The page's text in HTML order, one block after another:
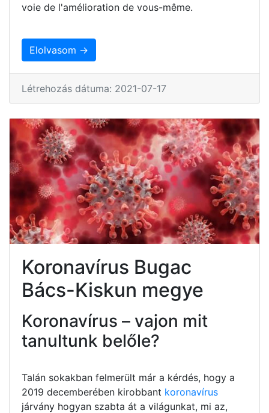
voie de l'amélioration de vous-même.
Elolvasom →
Létrehozás dátuma: 2021-07-17
Koronavírus Bugac
Bács-Kiskun megye
Koronavírus – vajon mit
tanultunk belőle?
Talán sokakban felmerült már a kérdés, hogy a
2019 decemberében kirobbant koronavírus
járvány hogyan szabta át a világunkat, mi az,